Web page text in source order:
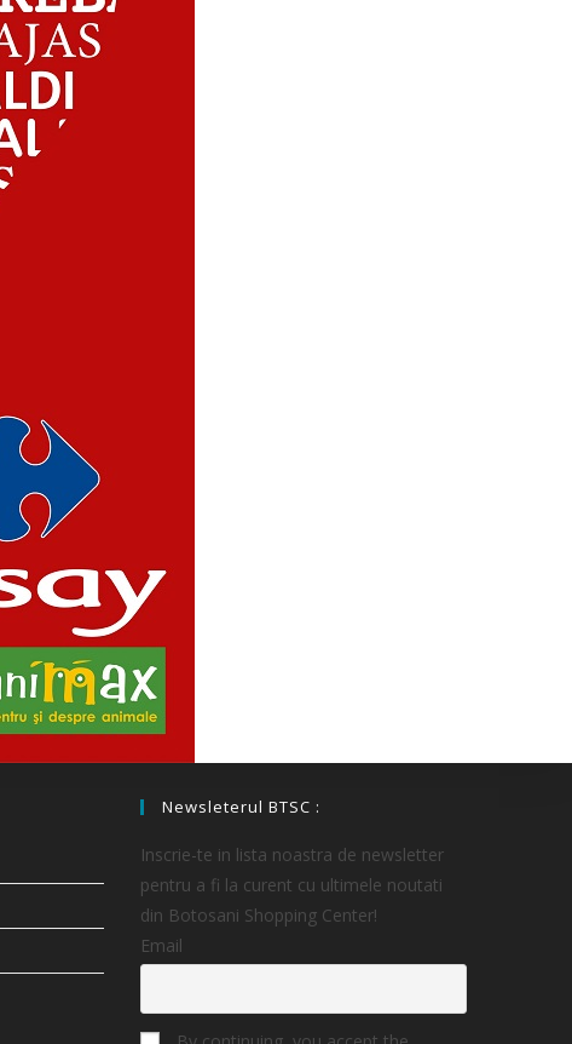
Newsleterul BTSC :
Inscrie-te in lista noastra de newsletter
pentru a fi la curent cu ultimele noutati
din Botosani Shopping Center!
Email